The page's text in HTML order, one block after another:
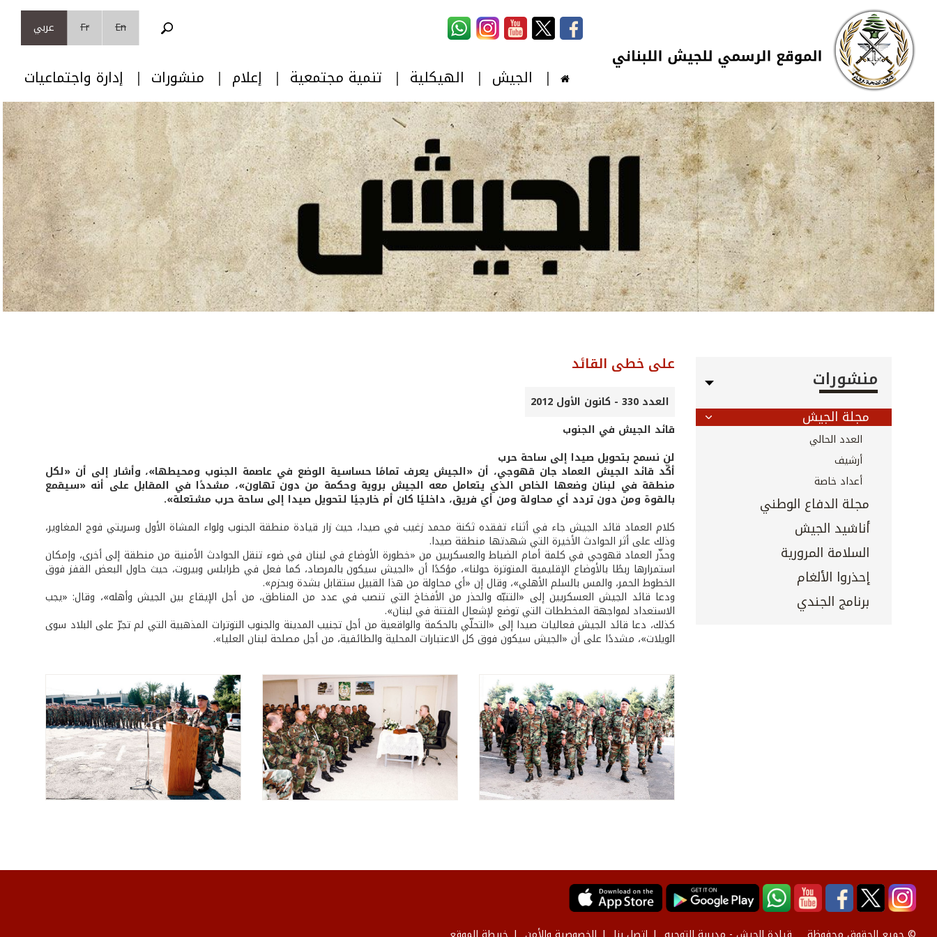
تجاوز إلى المحتوى الرئيسي
Skip to navigation
En
Fr عربي
الجيش الهيكلية تنمية مجتمعية إعلام منشورات إدارة واجتماعيات
منشورات
مجلة الجيش
العدد الحالي
أرشيف
أعداد خاصة
مجلة الدفاع الوطني
أناشيد الجيش
السلامة المرورية
إحذروا الألغام
برنامج الجندي
على خطى القائد
العدد 330 - كانون الأول 2012
قائد الجيش في الجنوب
لن نسمح بتحويل صيدا إلى ساحة حرب
أكّد قائد الجيش العماد جان قهوجي، أن «الجيش يعرف تمامًا حساسية الوضع في عاصمة الجنوب ومحيطها»، وأشار إلى أن «لكل
منطقة في لبنان وضعها الخاص الذي يتعامل معه الجيش بروية وحكمة من دون تهاون»، مشددًا في المقابل على أنه «سيقمع
بالقوة ومن دون تردد أي محاولة ومن أي فريق، داخليًا كان أم خارجيًا لتحويل صيدا إلى ساحة حرب مشتعلة».
كلام العماد قائد الجيش جاء في أثناء تفقده ثكنة محمد زغيب في صيدا، حيث زار قيادة منطقة الجنوب ولواء المشاة الأول وسريتي فوج المغاوير،
وذلك على أثر الحوادث الأخيرة التي شهدتها منطقة صيدا.
وحذّر العماد قهوجي في كلمة أمام الضباط والعسكريين من «خطورة الأوضاع في لبنان في ضوء تنقل الحوادث الأمنية من منطقة إلى أخرى، وإمكان
استمرارها ربطًا بالأوضاع الإقليمية المتوترة حولنا»، مؤكدًا أن «الجيش سيكون بالمرصاد، كما فعل في طرابلس وبيروت، حيث حاول البعض القفز فوق
الخطوط الحمر، والمس بالسلم الأهلي»، وقال إن «أي محاولة من هذا القبيل ستقابل بشدة وبحزم».
ودعا قائد الجيش العسكريين إلى «التنبّه والحذر من الأفخاخ التي تنصب في عدد من المناطق، من أجل الإيقاع بين الجيش وأهله»، وقال: «يجب
الاستعداد لمواجهة المخططات التي توضع لإشعال الفتنة في لبنان».
كذلك، دعا قائد الجيش فعاليات صيدا إلى «التحلّي بالحكمة والواقعية من أجل تجنيب المدينة والجنوب التوترات المذهبية التي لم تجرّ على البلاد سوى
الويلات»، مشددًا على أن «الجيش سيكون فوق كل الاعتبارات المحلية والطائفية، من أجل مصلحة لبنان العليا».